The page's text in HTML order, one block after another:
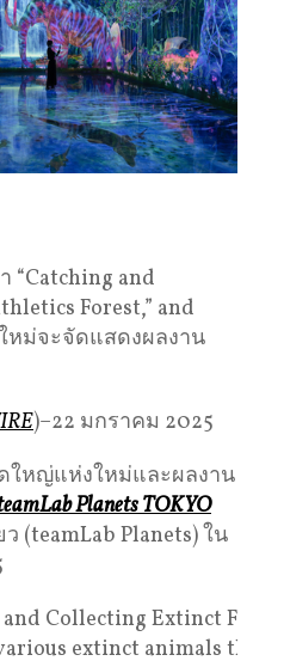
“Catching and
Forest,” and
หม่จะจัดแสดงผลงาน
)–22 มกราคม 2025
ใหญ่แห่งใหม่และผลงาน
Planets TOKYO
(teamLab Planets) ใน